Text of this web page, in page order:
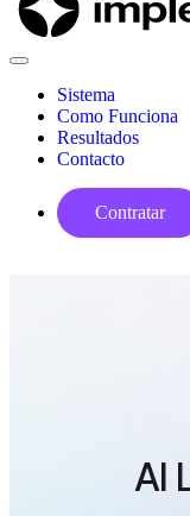
Close
Sistema
Como Funciona
Resultados
Contacto
Contratar
AI